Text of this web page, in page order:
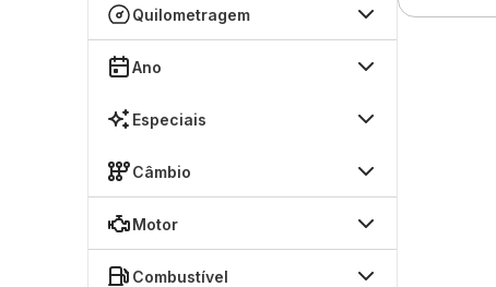
Quilometragem
Ano
Especiais
Câmbio
Motor
Combustível